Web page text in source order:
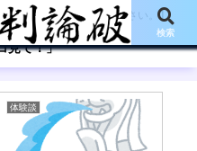
て!」ボタンをご覧ください。】
見て！」
体験談
検索